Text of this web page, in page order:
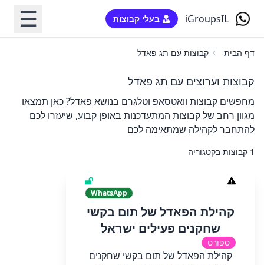
iGroupsIL בעלי קבוצות ☰
דף הבית קבוצות עם תג פאדל
קבוצות וערוצים עם תג פאדל
מחפשים קבוצות וואטסאפ וטלגרם בנושא פאדל? כאן תמצאו
מגוון רחב של קבוצות המתעדכנות באופן קבוע, שיעזרו לכם
להתחבר לקהילה שמתאימה לכם
1 קבוצות בקטגוריה
WhatsApp
קהילת הפאדל של תום בקשי
שחקנים פעילים ישראל
ספורט
קהילת הפאדל של תום בקשי שחקנים